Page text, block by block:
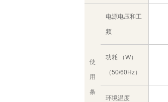
使
用
条
电源电压和工
频
功耗 （W）
（50/60Hz）
环境温度